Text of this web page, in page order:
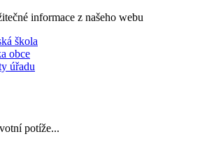
informace z našeho webu
škola
obce
úřadu
potíže...